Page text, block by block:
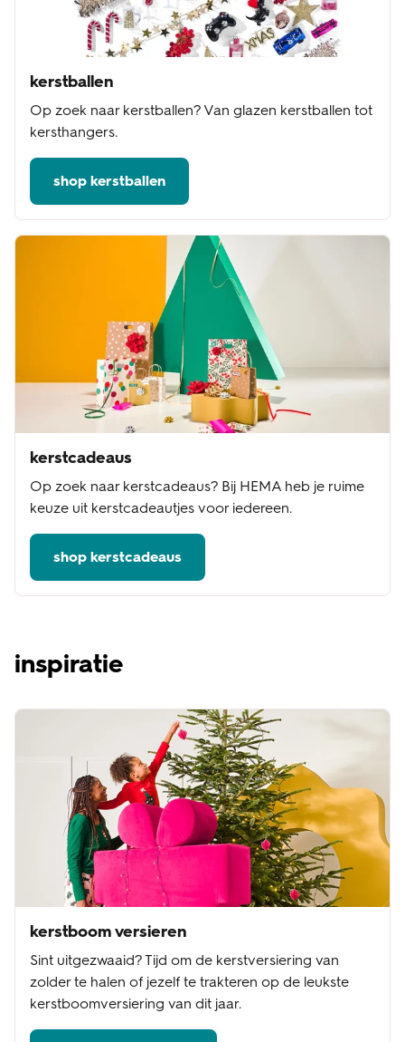
kerstballen
Op zoek naar kerstballen? Van glazen kerstballen tot
kersthangers.
shop kerstballen
kerstcadeaus
Op zoek naar kerstcadeaus? Bij HEMA heb je ruime
keuze uit kerstcadeautjes voor iedereen.
shop kerstcadeaus
inspiratie
kerstboom versieren
Sint uitgezwaaid? Tijd om de kerstversiering van
zolder te halen of jezelf te trakteren op de leukste
kerstboomversiering van dit jaar.